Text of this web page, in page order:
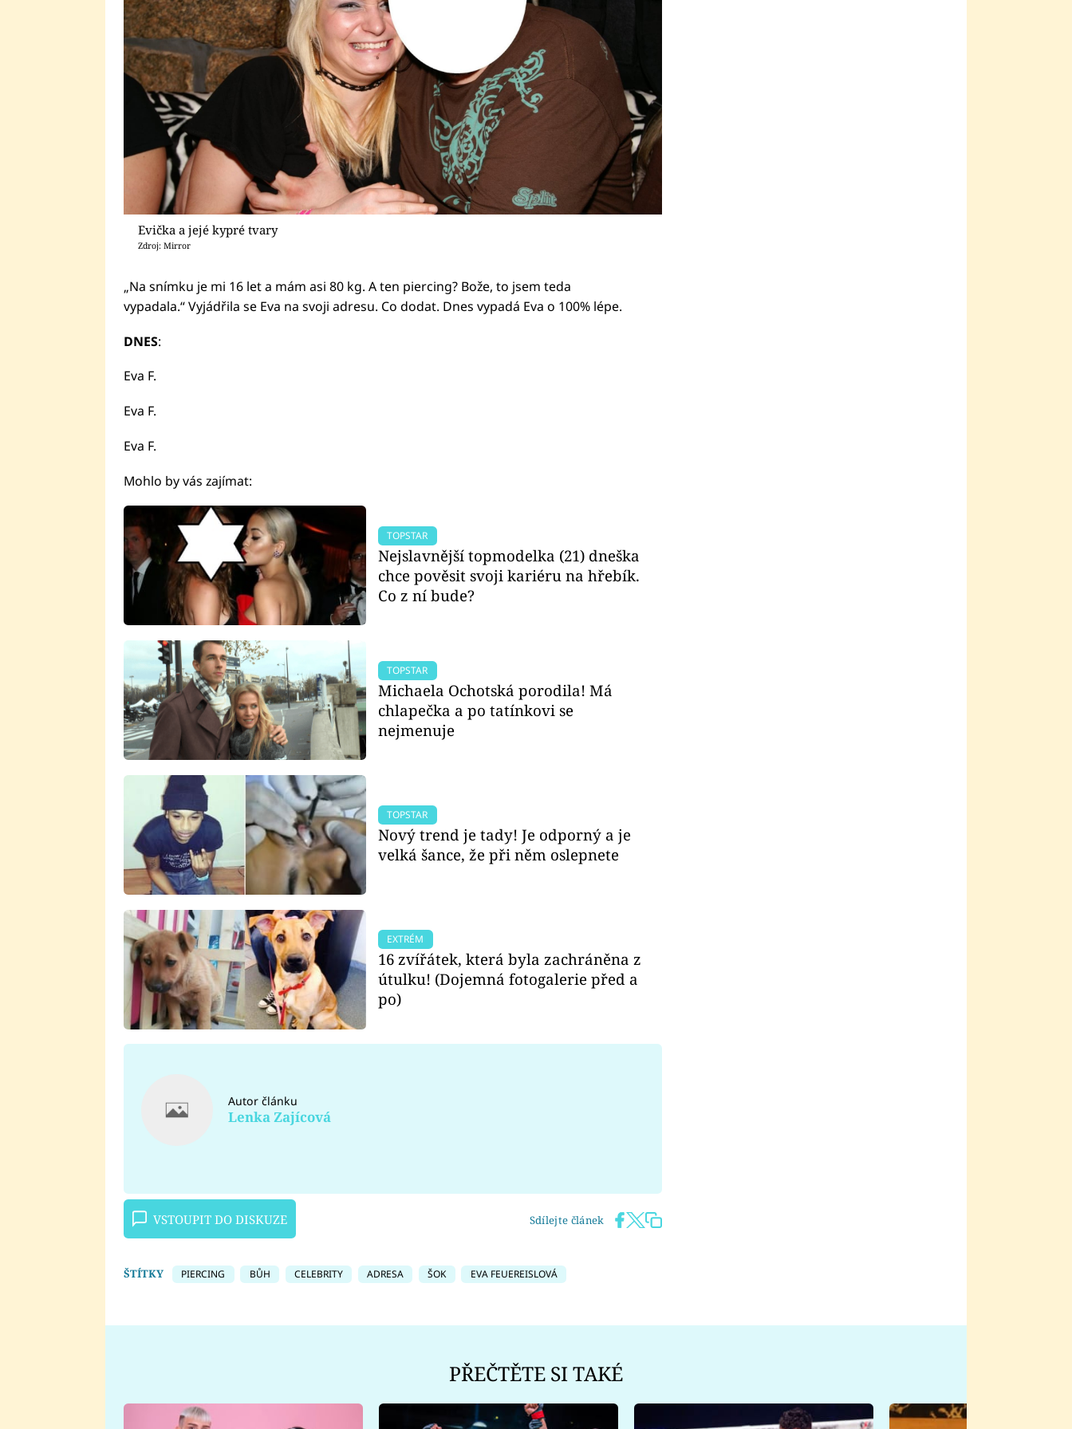
Evička a jejé kypré tvary
Zdroj: Mirror
„Na snímku je mi 16 let a mám asi 80 kg. A ten piercing? Bože, to jsem teda
vypadala.“ Vyjádřila se Eva na svoji adresu. Co dodat. Dnes vypadá Eva o 100% lépe.
DNES:
Eva F.
Eva F.
Eva F.
Mohlo by vás zajímat:
TOPSTAR
Nejslavnější topmodelka (21) dneška
chce pověsit svoji kariéru na hřebík.
Co z ní bude?
TOPSTAR
Michaela Ochotská porodila! Má
chlapečka a po tatínkovi se
nejmenuje
TOPSTAR
Nový trend je tady! Je odporný a je
velká šance, že při něm oslepnete
EXTRÉM
16 zvířátek, která byla zachráněna z
útulku! (Dojemná fotogalerie před a
po)
Autor článku
Lenka Zajícová
VSTOUPIT DO DISKUZE Sdílejte článek
ŠTÍTKY PIERCING BŮH CELEBRITY ADRESA ŠOK EVA FEUEREISLOVÁ
PŘEČTĚTE SI TAKÉ